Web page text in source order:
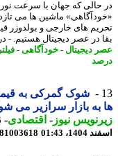
که جهان با سرعت نور
ماشین ها می تازد،
های خارجی و بولدوزر
در عصر دیجیتال هستیم. - در
دیجیتال-خودآگاهی-فیلترینگ
شوک گمرکی به قیمت
به بازار سرازیر می شوند؟
نیوز-اقتصادی-
01:43
81003618